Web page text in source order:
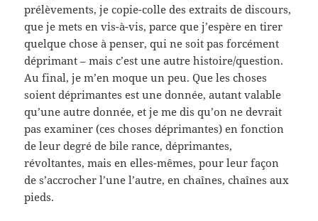
prélèvements, je copie-colle des extraits de discours,
que je mets en vis-à-vis, parce que j’espère en tirer
quelque chose à penser, qui ne soit pas forcément
déprimant – mais c’est une autre histoire/question.
Au final, je m’en moque un peu. Que les choses
soient déprimantes est une donnée, autant valable
qu’une autre donnée, et je me dis qu’on ne devrait
pas examiner (ces choses déprimantes) en fonction
de leur degré de bile rance, déprimantes,
révoltantes, mais en elles-mêmes, pour leur façon
de s’accrocher l’une l’autre, en chaînes, chaînes aux
pieds.